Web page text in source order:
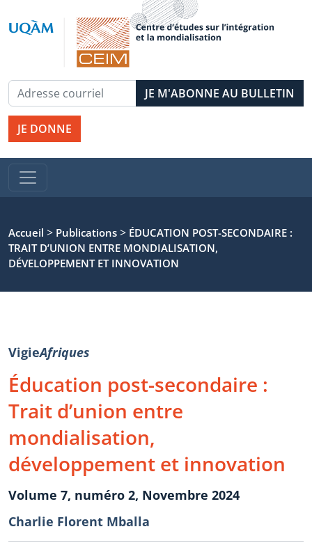
JE DONNE
Accueil > Publications > ÉDUCATION POST-SECONDAIRE :
TRAIT D’UNION ENTRE MONDIALISATION,
DÉVELOPPEMENT ET INNOVATION
VigieAfriques
Éducation post-secondaire :
Trait d’union entre
mondialisation,
développement et innovation
Volume 7, numéro 2, Novembre 2024
Charlie Florent Mballa